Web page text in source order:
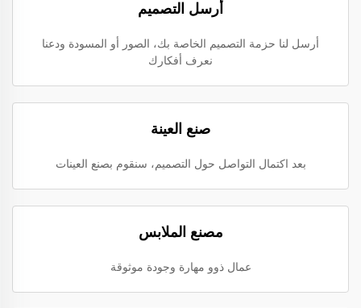
أرسل التصميم
أرسل لنا حزمة التصميم الخاصة بك، الصور أو المسودة ودعنا
نعرف أفكارك
صنع العينة
بعد اكتمال التواصل حول التصميم، سنقوم بصنع العينات
مصنع الملابس
عمال ذوو مهارة وجودة موثوقة